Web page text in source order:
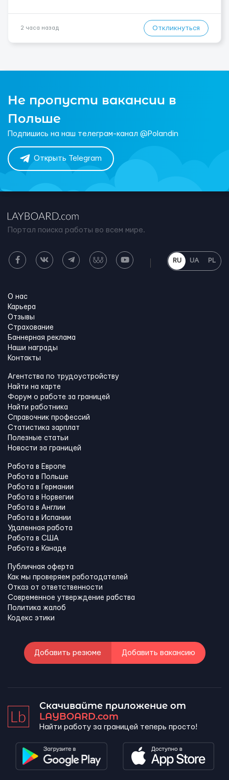
2 часа назад Откликнуться
Не пропусти вакансии в
Польше
Подпишись на наш телеграм-канал @Polandin
Открыть Telegram
Портал поиска работы во всем мире.
RU UA PL
О нас
Карьера
Отзывы
Страхование
Баннерная реклама
Наши награды
Контакты
Агентства по трудоустройству
Найти на карте
Форум о работе за границей
Найти работника
Справочник профессий
Статистика зарплат
Полезные статьи
Новости за границей
Работа в Европе
Работа в Польше
Работа в Германии
Работа в Норвегии
Работа в Англии
Работа в Испании
Удаленная работа
Работа в США
Работа в Канадe
Публичная оферта
Как мы проверяем работодателей
Отказ от ответственности
Современное утверждение рабства
Политика жалоб
Кодекс этики
Добавить резюме Добавить вакансию
Скачивайте приложение от
LAYBOARD.com
Найти работу за границей теперь просто!